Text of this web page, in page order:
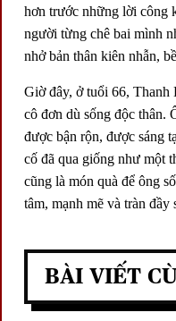
hơn trước những lời công
người từng chê bai mình
nhở bản thân kiên nhẫn,
Giờ đây, ở tuổi 66, Thanh
cô đơn dù sống độc thân.
được bận rộn, được sáng
cố đã qua giống như một
cũng là món quà để ông
tâm, mạnh mẽ và tràn đầy
BÀI VIẾT